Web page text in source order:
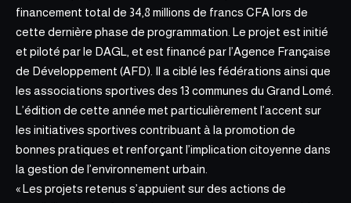
financement total de 34,8 millions de francs CFA lors de
cette dernière phase de programmation. Le projet est initié
et piloté parle DAGL , et est financé par l’Agence Française
de Développement (AFD). Il a ciblé les fédérations ainsi que
les associations sportives des 13 communes du Grand Lomé.
L’édition de cette année met particulièrement l’accent sur
les initiatives sportives contribuant à la promotion de
bonnes pratiques et renforçant l’implication citoyenne dans
la gestion de l’environnement urbain.
« Les projets retenus s’appuient sur des actions de